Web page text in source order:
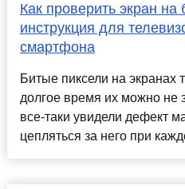
Как проверить экран на
инструкция для
смартфона
Битые пиксели на экранах
долгое время их можно не
все-таки увидели дефект
цепляться за него при